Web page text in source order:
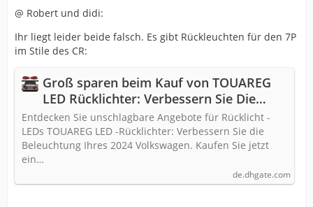
@ Robert und didi:
Ihr liegt leider beide falsch. Es gibt Rückleuchten für den 7P
im Stile des CR:
Groß sparen beim Kauf von TOUAREG
LED Rücklichter: Verbessern Sie Die
Beleuchtung Ihres 2024 Volkswagen in
großen Mengen | Beste Angebote auf
DHgate
Entdecken Sie unschlagbare Angebote für Rücklicht -
LEDs TOUAREG LED -Rücklichter: Verbessern Sie die
Beleuchtung Ihres 2024 Volkswagen. Kaufen Sie jetzt
ein…
de.dhgate.com